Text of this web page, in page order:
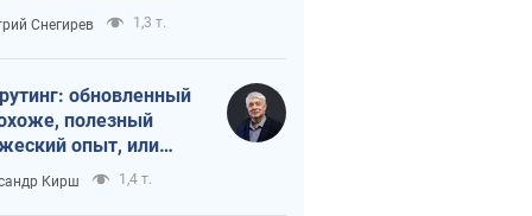
идеологической
для российских
Снегирев 1,3 т.
обновленный
полезный
опыт, или
трусости
Кирш 1,4 т.